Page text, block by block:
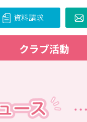
資料請求
クラブ活動